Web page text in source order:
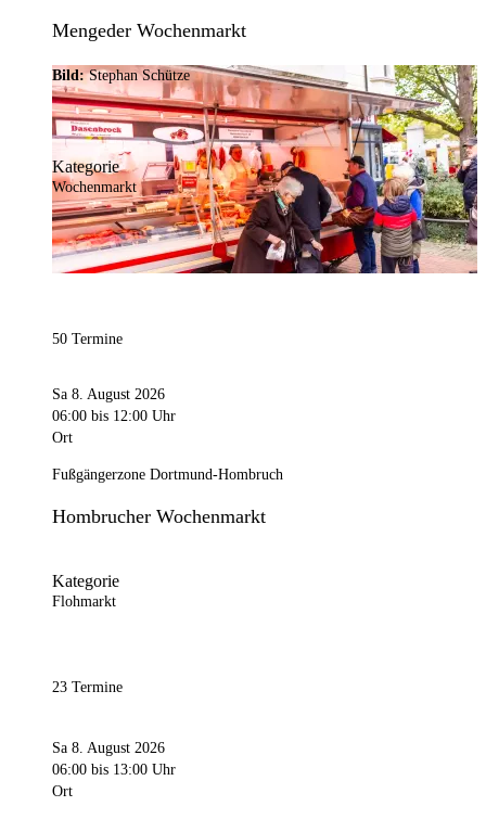
Mengeder Wochenmarkt
Bild:Stephan Schütze
Kategorie
Wochenmarkt
50 Termine
Sa 8. August 2026
06:00 bis 12:00 Uhr
Ort
Fußgängerzone Dortmund-Hombruch
Hombrucher Wochenmarkt
Kategorie
Flohmarkt
23 Termine
Sa 8. August 2026
06:00 bis 13:00 Uhr
Ort